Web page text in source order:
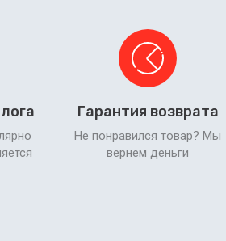
Гарантия возврата
Не понравился товар? Мы
вернем деньги